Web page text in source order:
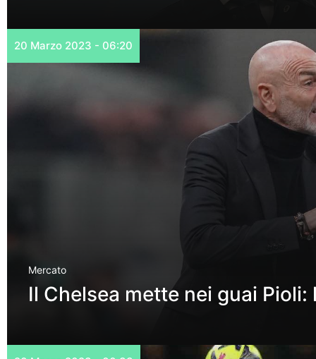
20 Marzo 2023 - 06:20
Mercato
Il Chelsea mette nei guai